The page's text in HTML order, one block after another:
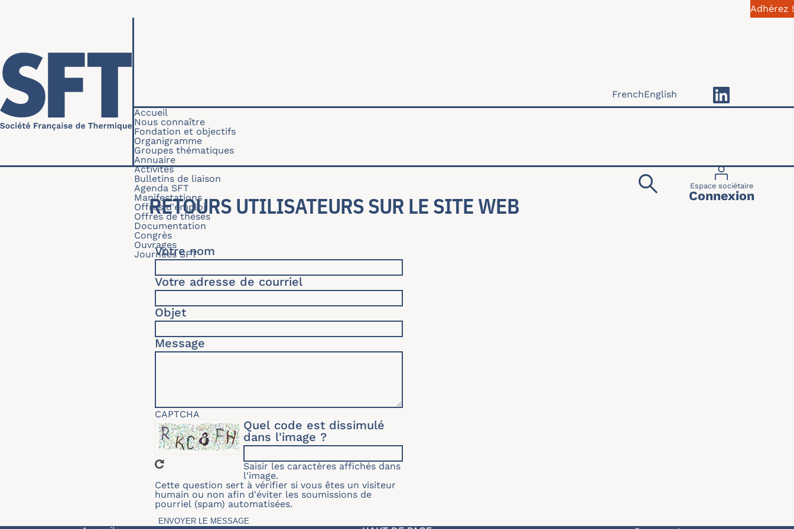
Adhérez !
Navigation principale
Accueil
Nous connaître
Fondation et objectifs
Organigramme
Groupes thématiques
Annuaire
Activités
Bulletins de liaison
Agenda SFT
Manifestations
Offres d'emploi
Offres de thèses
Documentation
Congrès
Ouvrages
Journées SFT
Menu du
Espace sociétaire
Connexion
FrenchEnglish
RETOURS UTILISATEURS SUR LE SITE WEB
Votre nom
Votre adresse de courriel
Objet
Message
CAPTCHA
Quel code est dissimulé
dans l'image ?
Saisir les caractères affichés dans
l'image.
Cette question sert à vérifier si vous êtes un visiteur
humain ou non afin d'éviter les soumissions de
pourriel (spam) automatisées.